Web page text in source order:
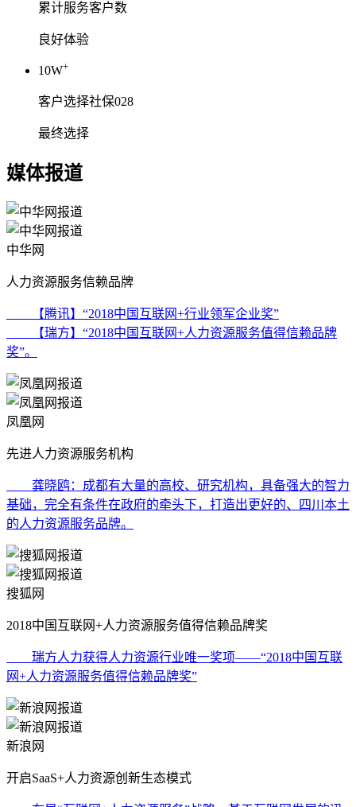
累计服务客户数
良好体验
10W+
客户选择社保028
最终选择
媒体报道
中华网
人力资源服务信赖品牌
【腾讯】“2018中国互联网+行业领军企业奖”
【瑞方】“2018中国互联网+人力资源服务值得信赖品牌
奖”。
凤凰网
先进人力资源服务机构
龚晓鸥：成都有大量的高校、研究机构，具备强大的智力
基础，完全有条件在政府的牵头下，打造出更好的、四川本土
的人力资源服务品牌。
搜狐网
2018中国互联网+人力资源服务值得信赖品牌奖
瑞方人力获得人力资源行业唯一奖项——“2018中国互联
网+人力资源服务值得信赖品牌奖”
新浪网
开启SaaS+人力资源创新生态模式